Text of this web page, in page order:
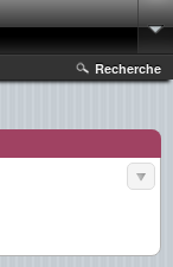
Recherche